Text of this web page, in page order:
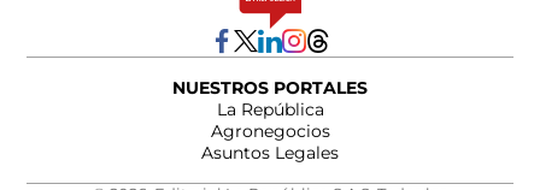
NUESTROS PORTALES
La República
Agronegocios
Asuntos Legales